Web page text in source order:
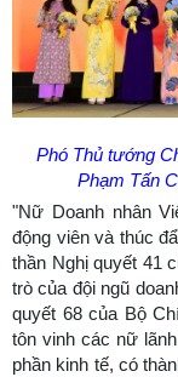
Phó Thủ tướng
Phạm Tấn
"Nữ Doanh nhân
động viên và thúc
thần Nghị quyết 41
trò của đội ngũ
quyết 68 của Bộ
tôn vinh các nữ
phần kinh tế, có